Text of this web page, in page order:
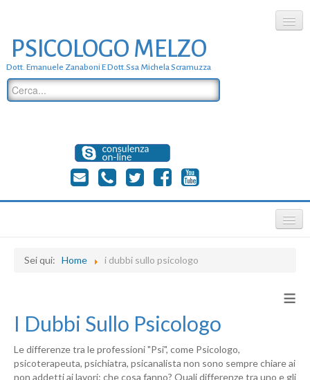
chi siamo
dove siamo
dott. Emanuele Zanaboni
dott.ssa michela scramuzza
PSICOLOGO MELZO
Dott. Emanuele Zanaboni E Dott.ssa Michela Scramuzza
Sei qui: Home i dubbi sullo psicologo
≡
I Dubbi Sullo Psicologo
Le differenze tra le professioni "Psi", come Psicologo,
psicoterapeuta, psichiatra, psicanalista non sono sempre chiare ai
non addetti ai lavori: che cosa fanno? Quali differenze tra uno e gli